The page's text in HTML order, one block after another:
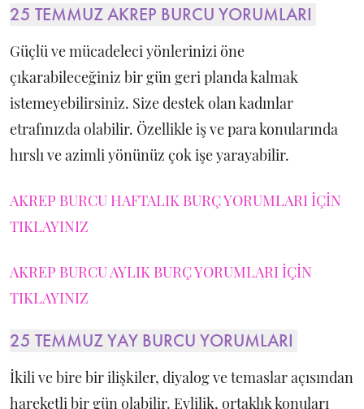
25 TEMMUZ AKREP BURCU YORUMLARI
Güçlü ve mücadeleci yönlerinizi öne
çıkarabileceğiniz bir gün geri planda kalmak
istemeyebilirsiniz. Size destek olan kadınlar
etrafınızda olabilir. Özellikle iş ve para konularında
hırslı ve azimli yönünüz çok işe yarayabilir.
AKREP BURCU HAFTALIK BURÇ YORUMLARI İÇİN
TIKLAYINIZ
AKREP BURCU AYLIK BURÇ YORUMLARI İÇİN
TIKLAYINIZ
25 TEMMUZ YAY BURCU YORUMLARI
İkili ve bire bir ilişkiler, diyalog ve temaslar açısından
hareketli bir gün olabilir. Evlilik, ortaklık konuları